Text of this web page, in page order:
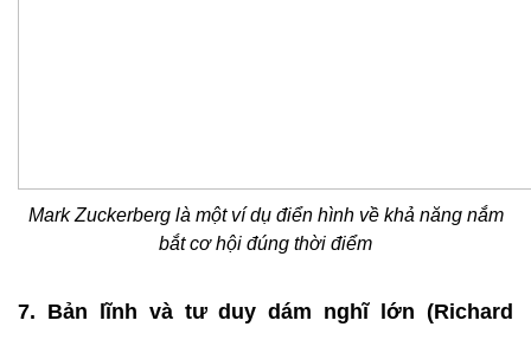
Mark Zuckerberg là một ví dụ điển hình về khả năng nắm
bắt cơ hội đúng thời điểm
7. Bản lĩnh và tư duy dám nghĩ lớn (Richard